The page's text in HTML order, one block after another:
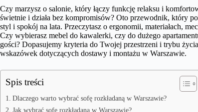
Czy marzysz o salonie, który łączy funkcję relaksu i
świetnie i działa bez kompromisów? Oto przewodnik, który
styl i spokój na lata. Przeczytasz o ergonomii, materiałach,
Czy wybierasz mebel do kawalerki, czy do dużego
gości? Dopasujemy kryteria do Twojej przestrzeni i trybu
wskazówek dotyczących dostawy i montażu w Warszawie.
Spis treści
Dlaczego warto wybrać sofę rozkładaną w Warszawie?
Jak wybrać sofę rozkładaną w Warszawie?